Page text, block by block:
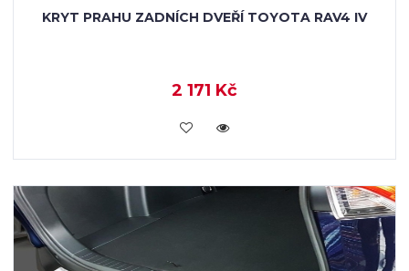
KRYT PRAHU ZADNÍCH DVEŘÍ TOYOTA RAV4 IV
2 171 Kč
KOUPIT